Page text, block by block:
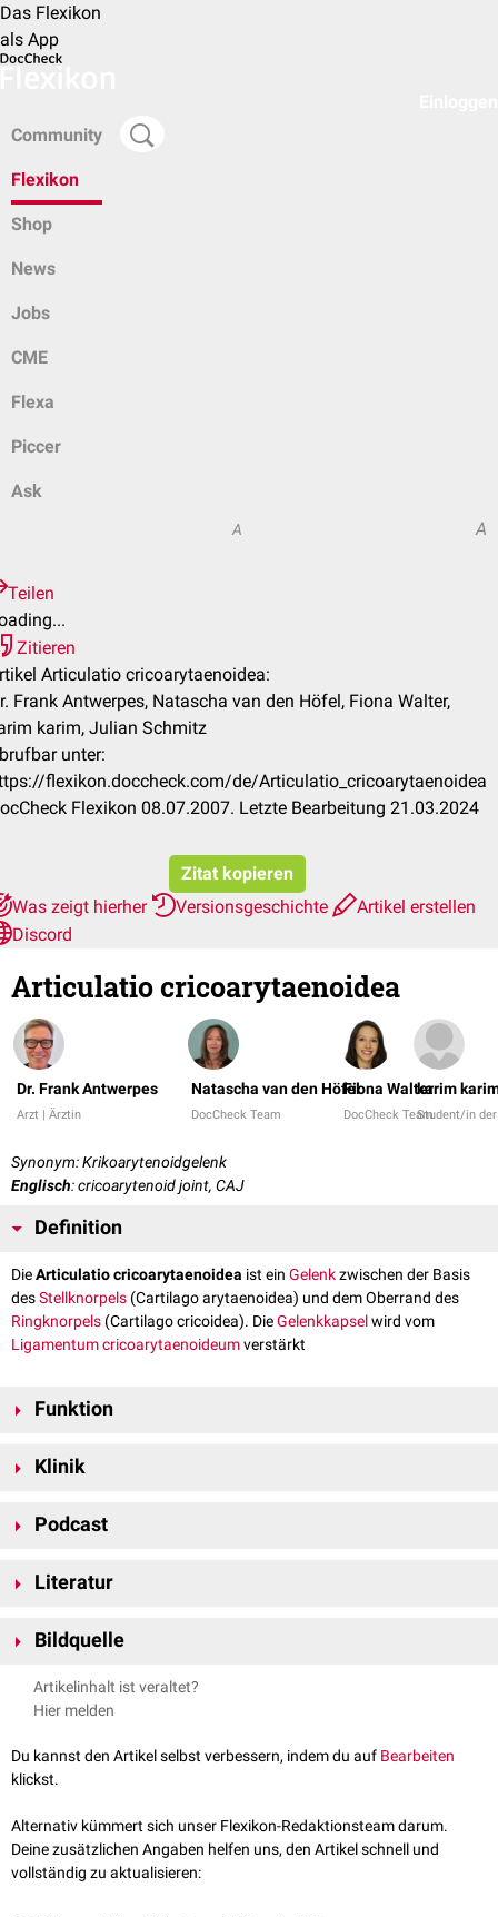
Das Flexikon
als App
Community
Flexikon
Shop
News
Jobs
CME
Flexa
Piccer
Ask
A A
Teilen
Zitieren
Articulatio cricoarytaenoidea:
Frank Antwerpes, Natascha van den Höfel, Fiona Walter,
karim, Julian Schmitz
unter:
flexikon.doccheck.com/de/Articulatio_cricoarytaenoidea
Flexikon 08.07.2007. Letzte Bearbeitung 21.03.2024
Zitat kopieren
Was zeigt hierher
Versionsgeschichte
Artikel erstellen
Discord
Articulatio cricoarytaenoidea
Dr. Frank Antwerpes
Arzt | Ärztin
Natascha van den Höfel
DocCheck Team
Fiona Walter
DocCheck Team
karim
Student/in
Synonym: Krikoarytenoidgelenk
Englisch: cricoarytenoid joint, CAJ
Definition
DieArticulatio cricoarytaenoidea ist ein Gelenkzwischen der Basis
desStellknorpels (Cartilago arytaenoidea) und dem Oberrand des
Ringknorpels (Cartilago cricoidea). DieGelenkkapselwird vom
Ligamentum cricoarytaenoideumver­stärkt
Funktion
beiden Knorpel gegeneinander, was - abhängig von der Richtung - eine
auslöst.
Klinik
Krikoarytenoidgelenk kommen. Ebenso möglich sind
Podcast
FlexTalk - Der Kehlkopf
Literatur
14.12.2022
Bildquelle
Bildquelle Podcast: © Radovan Zierik /
Artikelinhalt ist veraltet?
Hier melden
Du kannst den Artikel selbst verbessern, indem du auf Bearbeiten
klickst.
Alternativ kümmert sich unser Flexikon-Redaktionsteam darum.
Deine zusätzlichen Angaben helfen uns, den Artikel schnell und
vollständig zu aktualisieren: